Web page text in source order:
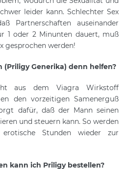
leider kann. Schlechter Sex
Partnerschaften auseinander
1 oder 2 Minunten dauert, muß
gesprochen werden!
Generika) denn helfen?
aus dem Viagra Wirkstoff
den vorzeitigen Samenerguß
dafür, daß der Mann seinen
und steuern kann. So werden
Stunden wieder zur
kann ich Priligy bestellen?